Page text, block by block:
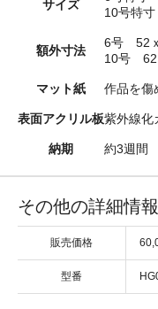
サイズ
10号特寸
額外寸法
6号 52
10号 62
マット紙 作品を傷
表面アクリル板紫外線化
納期 約3週間
その他の詳細情報
販売価格
型番